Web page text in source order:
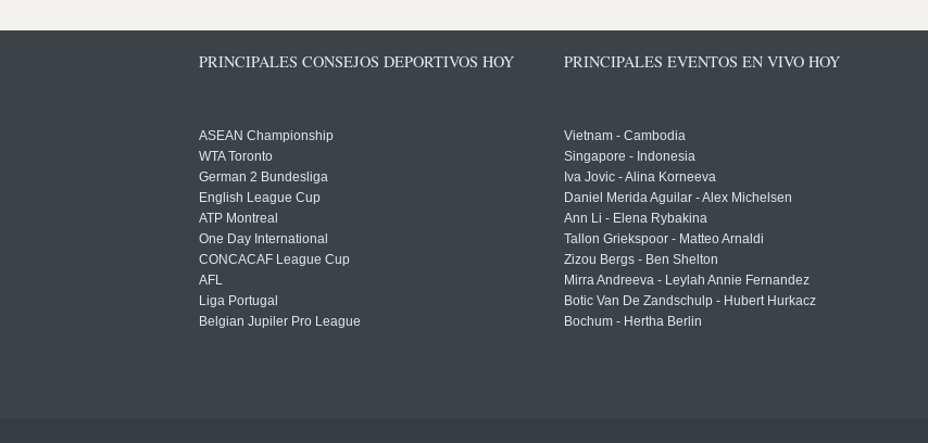
PRINCIPALES CONSEJOS DEPORTIVOS HOY
ASEAN Championship
WTA Toronto
German 2 Bundesliga
English League Cup
ATP Montreal
One Day International
CONCACAF League Cup
AFL
Liga Portugal
Belgian Jupiler Pro League
PRINCIPALES EVENTOS EN VIVO HOY
Vietnam - Cambodia
Singapore - Indonesia
Iva Jovic - Alina Korneeva
Daniel Merida Aguilar - Alex Michelsen
Ann Li - Elena Rybakina
Tallon Griekspoor - Matteo Arnaldi
Zizou Bergs - Ben Shelton
Mirra Andreeva - Leylah Annie Fernandez
Botic Van De Zandschulp - Hubert Hurkacz
Bochum - Hertha Berlin